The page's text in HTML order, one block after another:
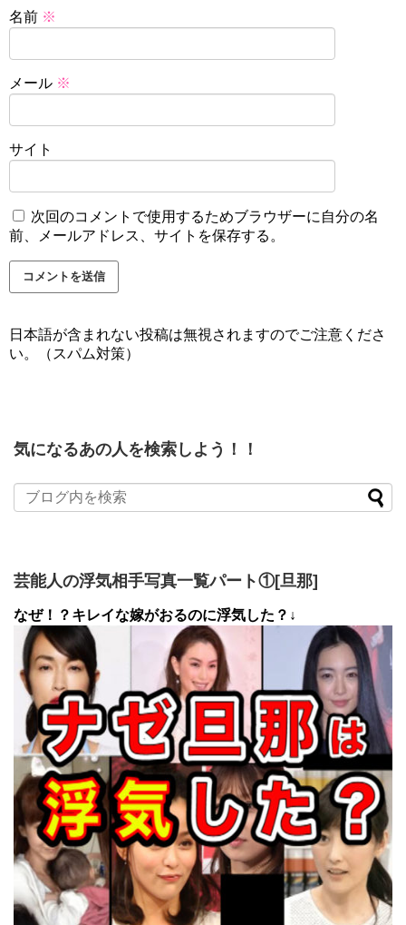
名前 ※
メール ※
サイト
次回のコメントで使用するためブラウザーに自分の名
前、メールアドレス、サイトを保存する。
日本語が含まれない投稿は無視されますのでご注意くださ
い。（スパム対策）
気になるあの人を検索しよう！！
芸能人の浮気相手写真一覧パート①[旦那]
なぜ！？キレイな嫁がおるのに浮気した？↓